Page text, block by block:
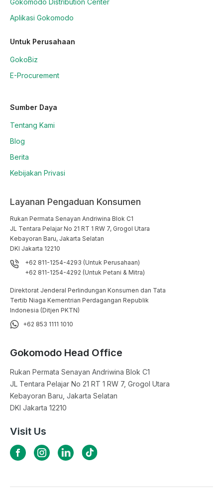
Gokomodo Distribution Center
Aplikasi Gokomodo
Untuk Perusahaan
GokoBiz
E-Procurement
Sumber Daya
Tentang Kami
Blog
Berita
Kebijakan Privasi
Layanan Pengaduan Konsumen
Rukan Permata Senayan Andriwina Blok C1
JL Tentara Pelajar No 21 RT 1 RW 7, Grogol Utara
Kebayoran Baru, Jakarta Selatan
DKI Jakarta 12210
+62 811-1254-4293 (Untuk Perusahaan)
+62 811-1254-4292 (Untuk Petani & Mitra)
Direktorat Jenderal Perlindungan Konsumen dan Tata
Tertib Niaga Kementrian Perdagangan Republik
Indonesia (Ditjen PKTN)
+62 853 1111 1010
Gokomodo Head Office
Rukan Permata Senayan Andriwina Blok C1
JL Tentara Pelajar No 21 RT 1 RW 7, Grogol Utara
Kebayoran Baru, Jakarta Selatan
DKI Jakarta 12210
Visit Us